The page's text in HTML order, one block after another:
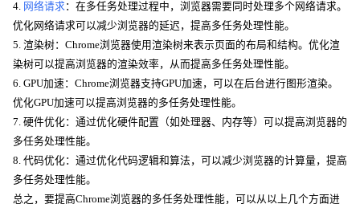
4. 网络请求 ：在多任务处理过程中，浏览器需要同时处理多个网络请求。
优化网络请求可以减少浏览器的延迟，提高多任务处理性能。
5. 渲染树：Chrome浏览器使用渲染树来表示页面的布局和结构。优化渲
染树可以提高浏览器的渲染效率，从而提高多任务处理性能。
6. GPU加速：Chrome浏览器支持GPU加速，可以在后台进行图形渲染。
优化GPU加速可以提高浏览器的多任务处理性能。
7. 硬件优化：通过优化硬件配置（如处理器、内存等）可以提高浏览器的
多任务处理性能。
8. 代码优化：通过优化代码逻辑和算法，可以减少浏览器的计算量，提高
多任务处理性能。
总之，要提高Chrome浏览器的多任务处理性能，可以从以上几个方面进